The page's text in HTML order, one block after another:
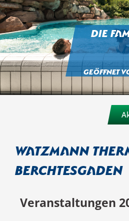
Die
Geöffnet
Watzmann
Berchtesgaden
Veranstaltungen